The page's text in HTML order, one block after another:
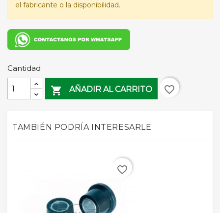
el fabricante o la disponibilidad.
Cantidad
 AÑADIR AL CARRITO favorite_border
TAMBIÉN PODRÍA INTERESARLE
favorite_border